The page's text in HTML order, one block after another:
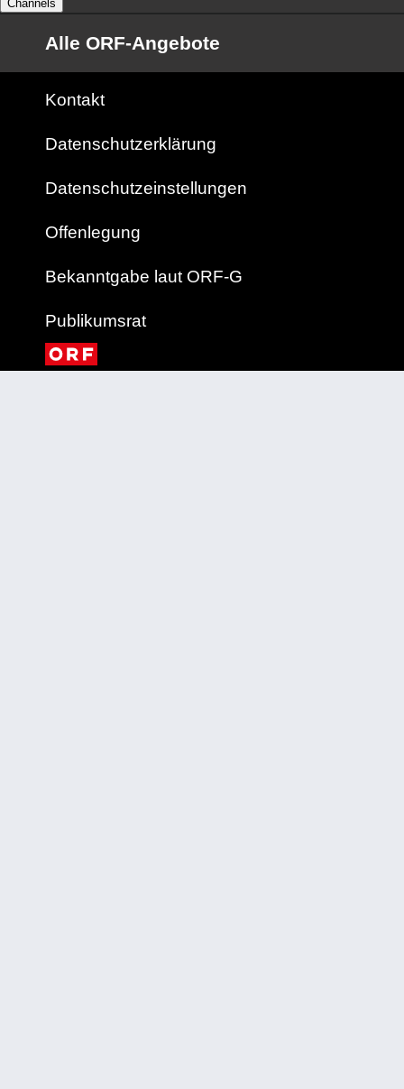
Channels
Alle ORF-Angebote
Kontakt
Datenschutzerklärung
Datenschutzeinstellungen
Offenlegung
Bekanntgabe laut ORF-G
Publikumsrat